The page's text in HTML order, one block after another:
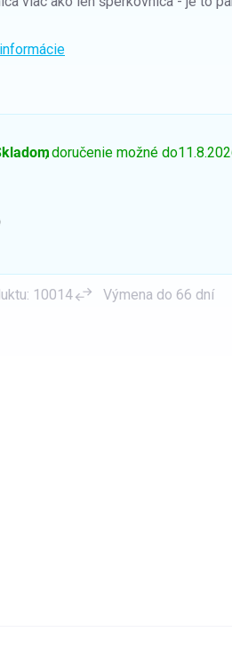
, doručenie možné do
10014 Výmena do 66 dní